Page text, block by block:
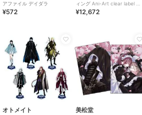
アファイル デイダラ
¥572
ィング Ani-Art clear label 第2
弾 アクリル
¥12,672
オトメイト 美松堂